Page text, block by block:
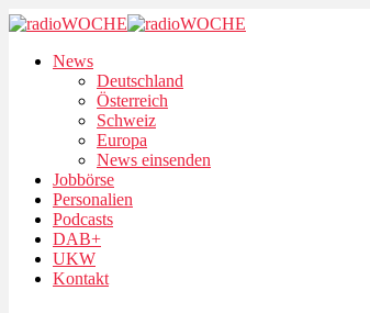
News
Deutschland
Österreich
Schweiz
Europa
News einsenden
Jobbörse
Personalien
Podcasts
DAB+
UKW
Kontakt